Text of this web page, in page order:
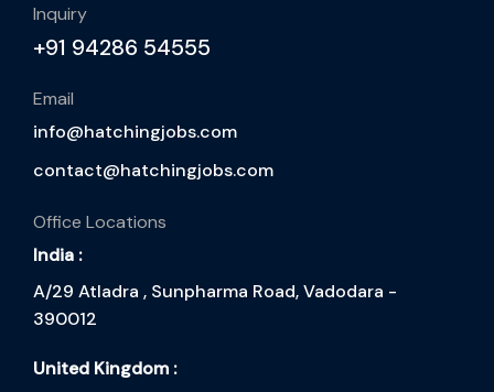
Inquiry
+91 94286 54555
Email
info@hatchingjobs.com
contact@hatchingjobs.com
Office Locations
India :
A/29 Atladra , Sunpharma Road, Vadodara -
390012
United Kingdom :